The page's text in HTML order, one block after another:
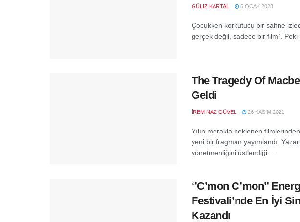
GÜLIZ KARTAL 6 OCAK 2023
Çocukken korkutucu bir sahne
gerçek değil, sadece bir film”.
The Tragedy Of
Geldi
İREM NAZ GÜVEL 26 KASIM 2021
Yılın merakla beklenen
yeni bir fragman yayımlandı.
yönetmenliğini üstlendiği ...
‘’C’mon C’mon’’
Festivali’nde En İyi
Kazandı